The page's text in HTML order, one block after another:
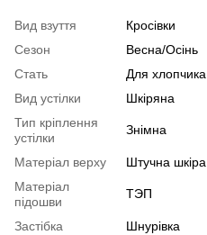
Вид взуття
Кросівки
Сезон
Весна/Осінь
Стать
Для хлопчика
Вид устілки
Шкіряна
Тип кріплення
устілки
Знімна
Матеріал верху
Штучна шкіра
Матеріал
підошви
ТЭП
Застібка
Шнурівка